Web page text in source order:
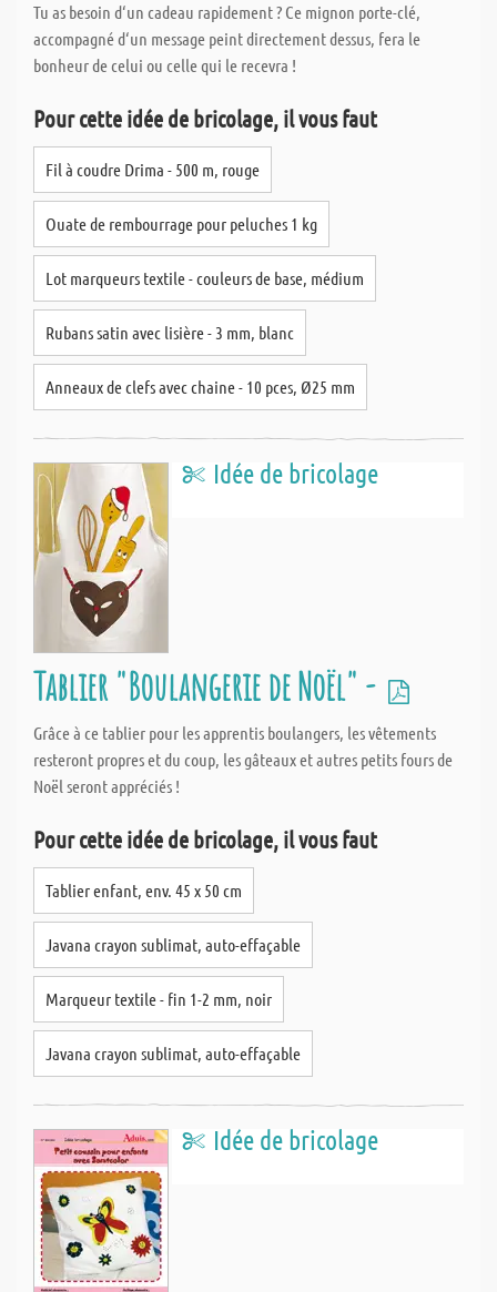
Tu as besoin d‘un cadeau rapidement ? Ce mignon porte-clé,
accompagné d‘un message peint directement dessus, fera le
bonheur de celui ou celle qui le recevra !
Pour cette idée de bricolage, il vous faut
Fil à coudre Drima - 500 m, rouge
Ouate de rembourrage pour peluches 1 kg
Lot marqueurs textile - couleurs de base, médium
Rubans satin avec lisière - 3 mm, blanc
Anneaux de clefs avec chaine - 10 pces, Ø25 mm
Idée de bricolage
Tablier "Boulangerie de Noël" -
Grâce à ce tablier pour les apprentis boulangers, les vêtements
resteront propres et du coup, les gâteaux et autres petits fours de
Noël seront appréciés !
Pour cette idée de bricolage, il vous faut
Tablier enfant, env. 45 x 50 cm
Javana crayon sublimat, auto-effaçable
Marqueur textile - fin 1-2 mm, noir
Javana crayon sublimat, auto-effaçable
Idée de bricolage